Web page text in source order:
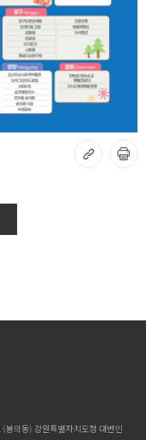
봉의동) 강원특별자치도청 대변인